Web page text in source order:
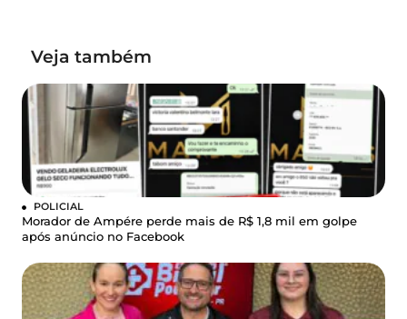
Veja também
POLICIAL
Morador de Ampére perde mais de R$ 1,8 mil em golpe
após anúncio no Facebook